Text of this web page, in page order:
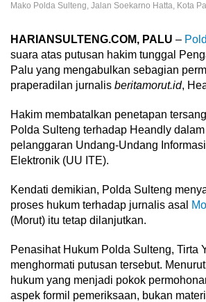
Mako Polda Sulteng, Jalan Soekarno Hatta, Kota
HARIANSULTENG.COM, PALU –
suara atas putusan hakim tunggal
Palu yang mengabulkan sebagian
praperadilan jurnalis beritamorut.id,
Hakim membatalkan penetapan
Polda Sulteng terhadap Heandly
pelanggaran Undang-Undang
Elektronik (UU ITE).
Kendati demikian, Polda Sulteng
proses hukum terhadap jurnalis asal
(Morut) itu tetap dilanjutkan.
Penasihat Hukum Polda Sulteng, Tirta
menghormati putusan tersebut.
hukum yang menjadi pokok
aspek formil pemeriksaan, bukan